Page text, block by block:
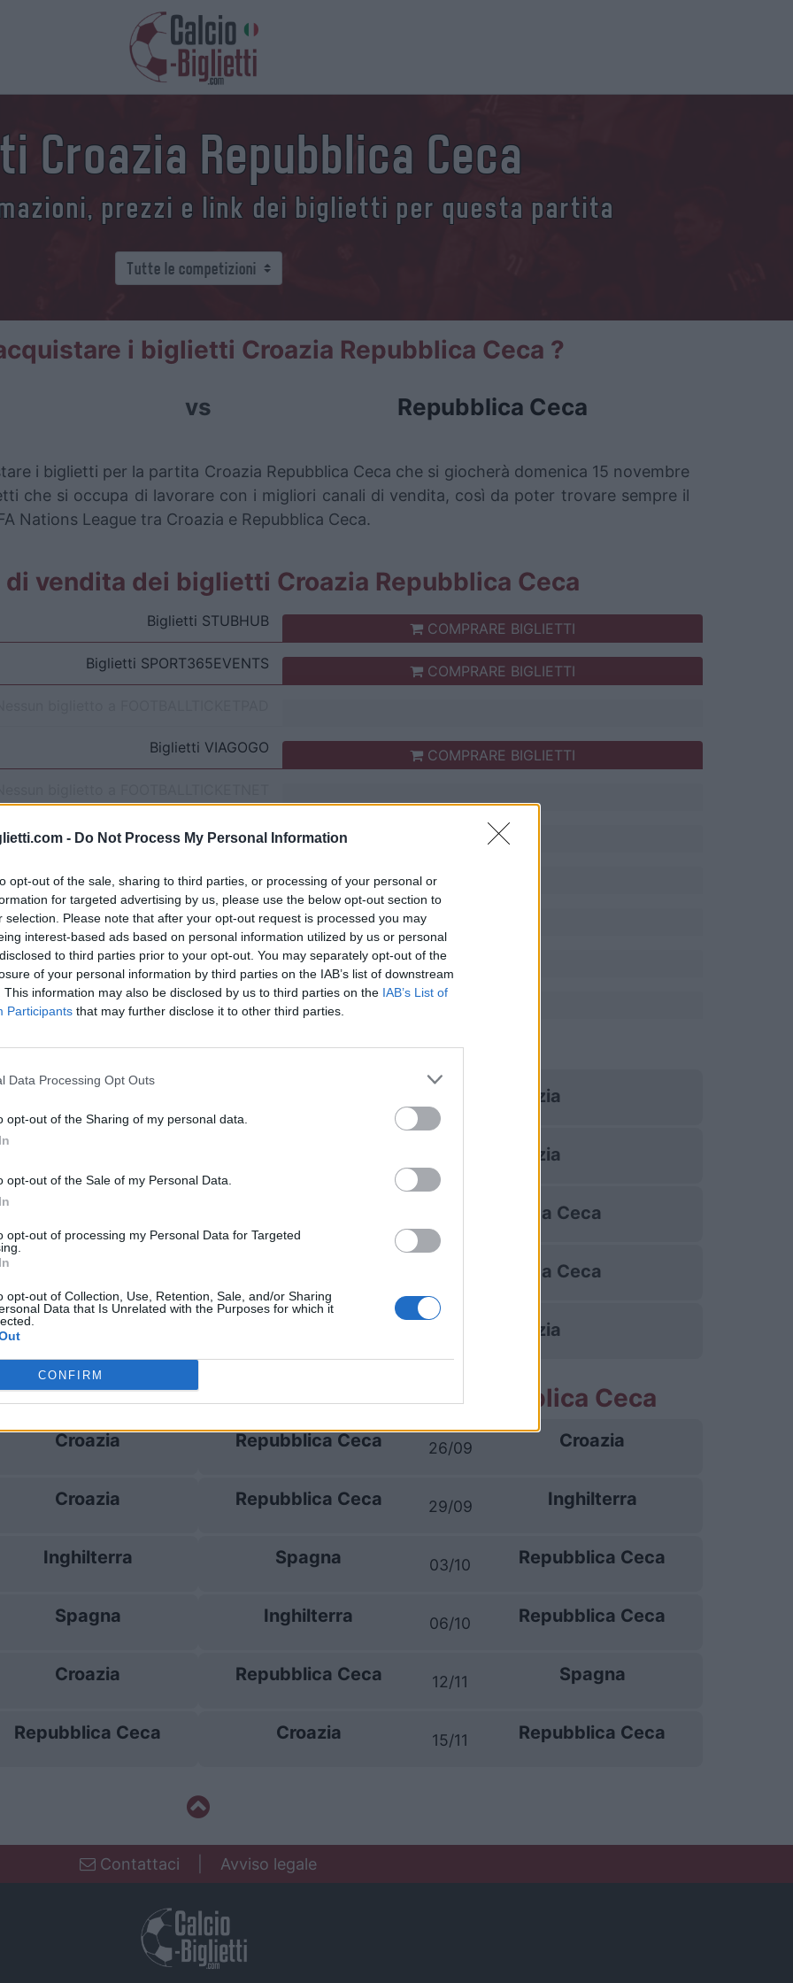
- Do Not Process My Personal Information
opt-out of the sale, sharing to third parties, or processing of your personal or
for targeted advertising by us, please use the below opt-out section to
selection. Please note that after your opt-out request is processed you may
interest-based ads based on personal information utilized by us or personal
to third parties prior to your opt-out. You may separately opt-out of the
of your personal information by third parties on the IAB’s list of downstream
This information may also be disclosed by us to third parties on the IAB’s List of
Participants that may further disclose it to other third parties.
Data Processing Opt Outs
opt-out of the Sharing of my personal data.
opt-out of the Sale of my Personal Data.
opt-out of processing my Personal Data for Targeted
opt-out of Collection, Use, Retention, Sale, and/or Sharing
Data that Is Unrelated with the Purposes for which it
CONFIRM
Croazia Repubblica Ceca
prezzi e link dei biglietti per questa partita
i biglietti Croazia Repubblica Ceca ?
vs Repubblica Ceca
i biglietti per la partita Croazia Repubblica Ceca che si giocherà domenica 15 novembre
che si occupa di lavorare con i migliori canali di vendita, così da poter trovare sempre il
Nations League tra Croazia e Repubblica Ceca.
vendita dei biglietti Croazia Repubblica Ceca
Biglietti STUBHUB
COMPRARE BIGLIETTI
Biglietti SPORT365EVENTS
COMPRARE BIGLIETTI
Biglietti VIAGOGO
COMPRARE BIGLIETTI
Nessun biglietto aP1TRAVEL
Nessun biglietto a CDISCOUNT
Nessun biglietto aTICKETMASTER
Nessun biglietto aFNAC
Nessun biglietto aCARREFOUR
Partite Croazia Repubblica Ceca
Croazia
Ceca Croazia
Croazia Repubblica Ceca
Croazia Repubblica Ceca
Ceca Croazia
Croazia
Croazia
Inghilterra
Spagna
Croazia
Repubblica Ceca
Prossime partite Repubblica Ceca
Repubblica Ceca 26/09 Croazia
Repubblica Ceca 29/09 Inghilterra
Spagna 03/10 Repubblica Ceca
Inghilterra 06/10 Repubblica Ceca
Repubblica Ceca 12/11 Spagna
Croazia 15/11 Repubblica Ceca
Contattaci Avviso legale